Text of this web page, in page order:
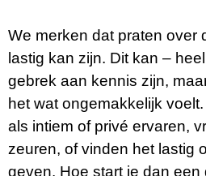
We merken dat praten over
lastig kan zijn. Dit kan –
gebrek aan kennis zijn,
het wat ongemakkelijk
als intiem of privé ervaren,
zeuren, of vinden het lastig
geven. Hoe start je dan een